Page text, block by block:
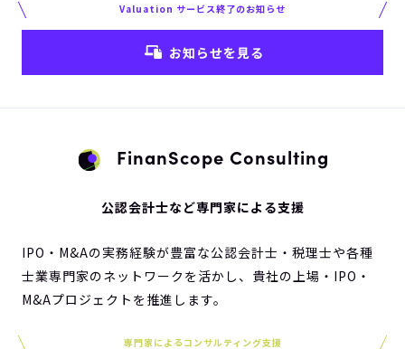
Valuation サービス終了のお知らせ
お知らせを見る
FinanScope Consulting
公認会計士など専門家による支援
IPO・M&Aの実務経験が豊富な公認会計士・税理士や各種
士業専門家のネットワークを活かし、貴社の上場・IPO・
M&Aプロジェクトを推進します。
専門家によるコンサルティング支援